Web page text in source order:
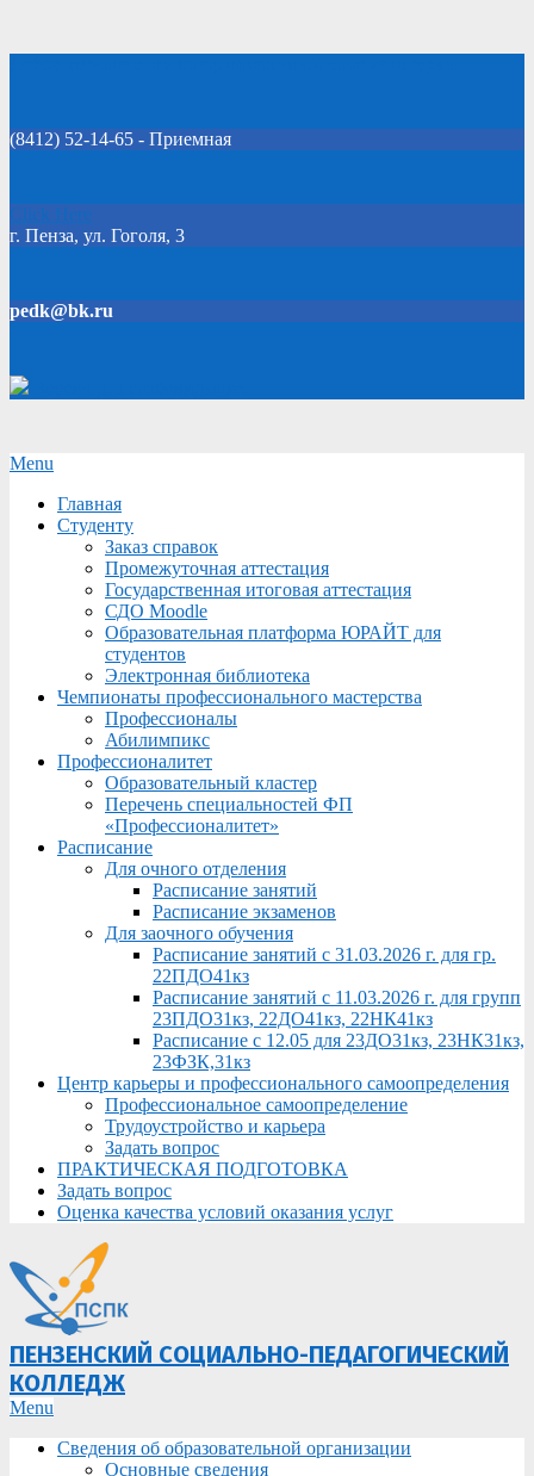
(8412) 52-14-65 - Приемная
Click Here
г. Пенза, ул. Гоголя, 3
pedk@bk.ru
Secondary
Menu
Menu
Главная
Студенту
Заказ справок
Промежуточная аттестация
Государственная итоговая аттестация
СДО Moodle
Образовательная платформа ЮРАЙТ для
студентов
Электронная библиотека
Чемпионаты профессионального мастерства
Профессионалы
Абилимпикс
Профессионалитет
Образовательный кластер
Перечень специальностей ФП
«Профессионалитет»
Расписание
Для очного отделения
Расписание занятий
Расписание экзаменов
Для заочного обучения
Расписание занятий с 31.03.2026 г. для гр.
22ПДО41кз
Расписание занятий с 11.03.2026 г. для групп
23ПДО31кз, 22ДО41кз, 22НК41кз
Расписание с 12.05 для 23ДО31кз, 23НК31кз,
23ФЗК,31кз
Центр карьеры и профессионального самоопределения
Профессиональное самоопределение
Трудоустройство и карьера
Задать вопрос
ПРАКТИЧЕСКАЯ ПОДГОТОВКА
Задать вопрос
Оценка качества условий оказания услуг
ПЕНЗЕНСКИЙ СОЦИАЛЬНО-ПЕДАГОГИЧЕСКИЙ
КОЛЛЕДЖ
Primary
Menu
Menu
Сведения об образовательной организации
Основные сведения